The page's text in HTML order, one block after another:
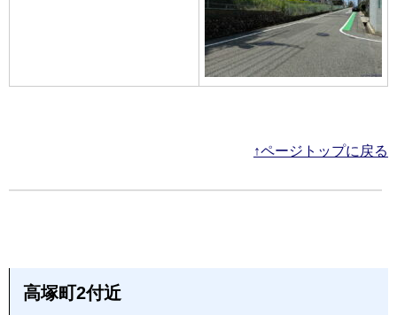
↑ページトップに戻る
高塚町2付近